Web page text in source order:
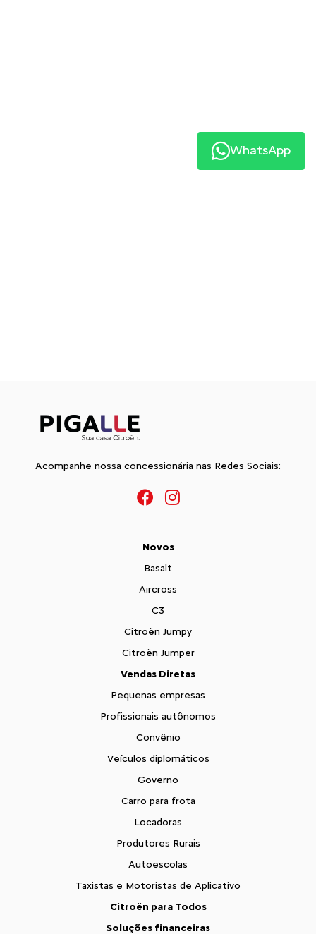
Acompanhe nossa concessionária nas Redes Sociais:
Novos
Basalt
Aircross
C3
Citroën Jumpy
Citroën Jumper
Vendas Diretas
Pequenas empresas
Profissionais autônomos
Convênio
Veículos diplomáticos
Governo
Carro para frota
Locadoras
Produtores Rurais
Autoescolas
Taxistas e Motoristas de Aplicativo
Citroën para Todos
Soluções financeiras
WhatsApp